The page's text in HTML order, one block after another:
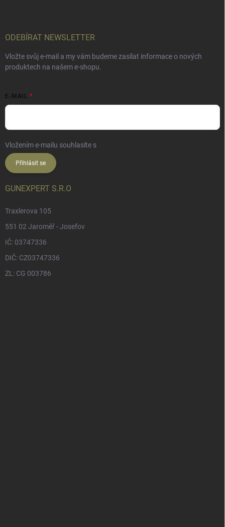
ODEBÍRAT NEWSLETTER
Vložte svůj e-mail a my vám budeme zasílat informace o nových
produktech na našem e-shopu.
E-MAIL
Vložením e-mailu souhlasíte s
Přihlásit se
GUNEXPERT S.R.O
Traxlerova 105
551 02 Jaroměř - Josefov
IČ: 03747336
DIČ: CZ03747336
ZL: CG 003786